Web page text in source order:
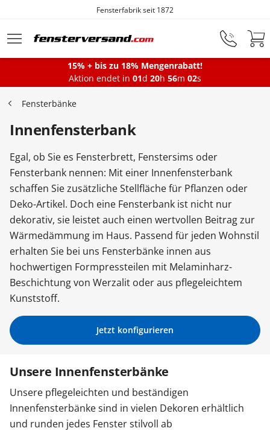
Zum Hauptinhalt springen
Fensterfabrik seit 1872
Montageservice
Fenster
Balkontüren
Terrassentüren
Haustüren
Sonnenschutz
Zäune & Tore
Garagentore
Carports
15% + bis zu 18% Mengenrabatt!
Aktion endet in 01d 20h 56m 01s
Fensterbänke
Innenfensterbank
Egal, ob Sie es Fensterbrett, Fenstersims oder
Fensterbank nennen: Mit einer Innenfensterbank
schaffen Sie zusätzliche Stellfläche für Pflanzen oder
Deko-Artikel. Doch eine Fensterbank ist nicht nur
dekorativ, sie leistet auch einen wertvollen Beitrag zur
Wärmedämmung im Haus. Passend für jeden Wohnstil
erhalten Sie bei uns Fensterbänke innen aus
hochwertigen Formpressteilen mit Melaminharz-
Beschichtung von Werzalit oder aus pflegeleichtem
Kunststoff.
Jetzt konfigurieren
Unsere Innenfensterbänke
Unsere pflegeleichten und beständigen
Innenfensterbänke sind in vielen Dekoren erhältlich
und runden jedes Fenster stilvoll ab